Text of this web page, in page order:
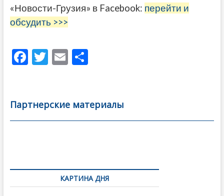
«Новости-Грузия» в Facebook: перейти и
обсудить >>>
F
b
o
T
er
E
l
О
а
в
Партнерские материалы
по
записямКАРТИНА ДНЯ